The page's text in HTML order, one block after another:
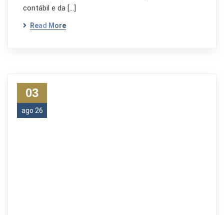
contábil e da […]
Read More
03
ago 26